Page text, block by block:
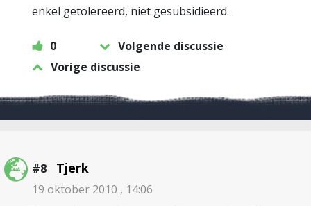
enkel getolereerd, niet gesubsidieerd.
0
Volgende discussie
Vorige discussie
#8 Tjerk
19 oktober 2010 , 14:06